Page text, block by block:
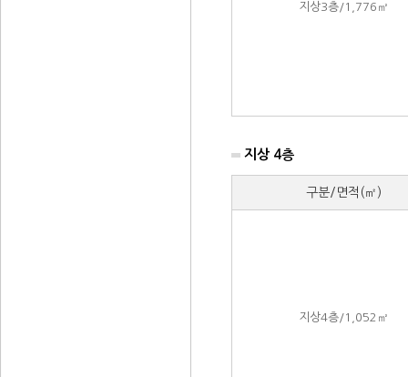
지상3층/1,776㎡
지상 4층
구분/면적(㎡)
지상4층/1,052㎡